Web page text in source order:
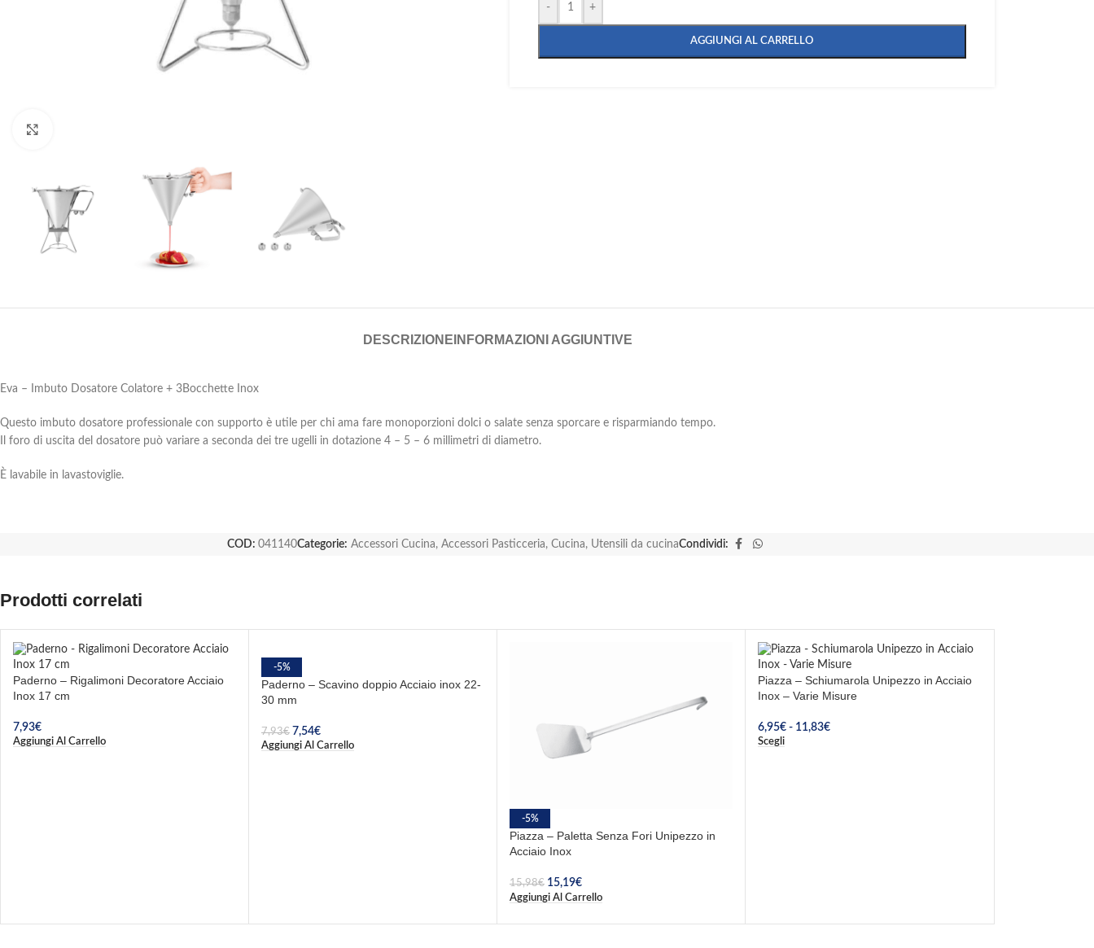
- +
AGGIUNGI AL CARRELLO
DESCRIZIONE INFORMAZIONI AGGIUNTIVE
Eva – Imbuto Dosatore Colatore + 3Bocchette Inox
Questo imbuto dosatore professionale con supporto è utile per chi ama fare monoporzioni dolci o salate senza sporcare e risparmiando tempo.
Il foro di uscita del dosatore può variare a seconda dei tre ugelli in dotazione 4 – 5 – 6 millimetri di diametro.
È lavabile in lavastoviglie.
COD: 041140Categorie: Accessori Cucina, Accessori Pasticceria, Cucina, Utensili da cucinaCondividi:
Prodotti correlati
Paderno – Rigalimoni Decoratore Acciaio
Inox 17 cm
7,93€
Aggiungi Al Carrello
-5%
Paderno – Scavino doppio Acciaio inox 22-
30 mm
7,93€ 7,54€
Aggiungi Al Carrello
-5%
Piazza – Paletta Senza Fori Unipezzo in
Acciaio Inox
15,98€ 15,19€
Aggiungi Al Carrello
Piazza – Schiumarola Unipezzo in Acciaio
Inox – Varie Misure
6,95€ - 11,83€
Scegli